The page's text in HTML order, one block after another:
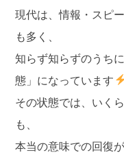
現代は、情報・スピ
も多く、
知らず知らずのうち
態」になっています
その状態では、いく
も、
本当の意味での回復